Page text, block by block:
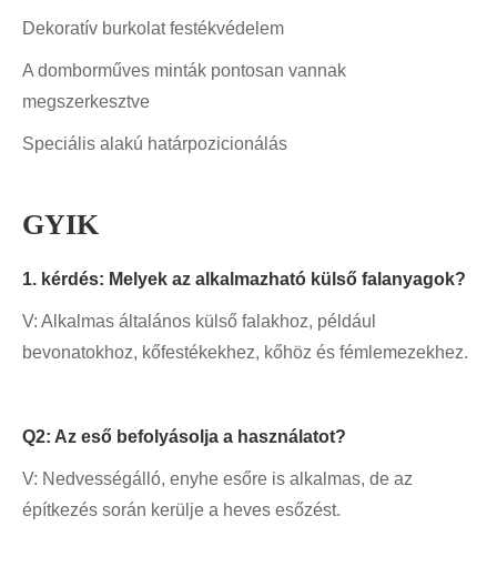
Dekoratív burkolat festékvédelem
A domborműves minták pontosan vannak
megszerkesztve
Speciális alakú határpozicionálás
GYIK
1. kérdés: Melyek az alkalmazható külső falanyagok?
V: Alkalmas általános külső falakhoz, például
bevonatokhoz, kőfestékekhez, kőhöz és fémlemezekhez.
Q2: Az eső befolyásolja a használatot?
V: Nedvességálló, enyhe esőre is alkalmas, de az
építkezés során kerülje a heves esőzést.